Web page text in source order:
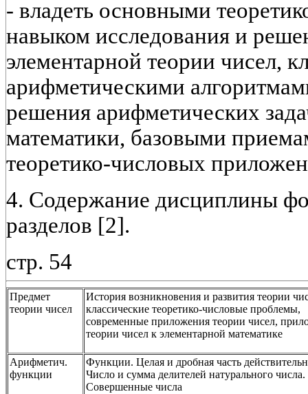
- владеть основными
навыком исследования и
элементарной теории чисел,
арифметическими
решения арифметических
математики, базовыми
теоретико-числовых
4. Содержание дисциплины
разделов [2].
стр. 54
Предмет
теории чисел
История возникновения и развития теории
классические теоретико-числовые проблемы,
современные приложения теории чисел,
теории чисел к элементарной математике
Арифметич.
функции
Функции. Целая и дробная часть
Число и сумма делителей натурального числа.
Совершенные числа